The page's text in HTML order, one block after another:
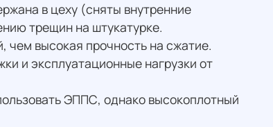
в цеху (сняты внутренние
трещин на штукатурке.
чем высокая прочность на сжатие.
и эксплуатационные нагрузки от
ЭППС, однако высокоплотный